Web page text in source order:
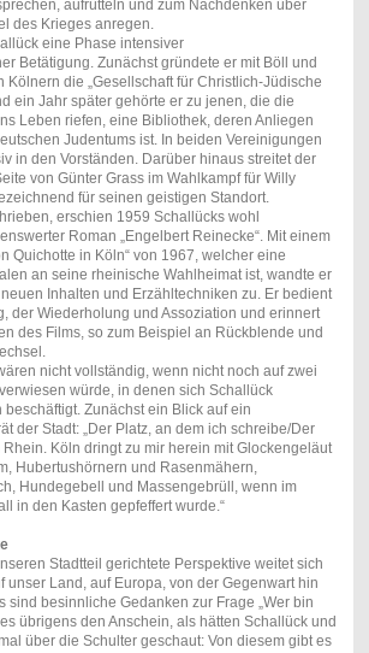
aufrütteln und zum Nachdenken über
des Krieges anregen.
eine Phase intensiver
Betätigung. Zunächst gründete er mit Böll und
Kölnern die „Gesellschaft für Christlich-Jüdische
ein Jahr später gehörte er zu jenen, die die
Leben riefen, eine Bibliothek, deren Anliegen
Judentums ist. In beiden Vereinigungen
in den Vorständen. Darüber hinaus streitet der
von Günter Grass im Wahlkampf für Willy
für seinen geistigen Standort.
erschien 1959 Schallücks wohl
Roman „Engelbert Reinecke“. Mit einem
Quichotte in Köln“ von 1967, welcher eine
an seine rheinische Wahlheimat ist, wandte er
Inhalten und Erzähltechniken zu. Er bedient
der Wiederholung und Assoziation und erinnert
des Films, so zum Beispiel an Rückblende und
nicht vollständig, wenn nicht noch auf zwei
verwiesen würde, in denen sich Schallück
Zunächst ein Blick auf ein
der Stadt: „Der Platz, an dem ich schreibe/Der
Köln dringt zu mir herein mit Glockengeläut
Hubertushörnern und Rasenmähern,
Hundegebell und Massengebrüll, wenn im
in den Kasten gepfeffert wurde.“
Stadtteil gerichtete Perspektive weitet sich
unser Land, auf Europa, von der Gegenwart hin
sind besinnliche Gedanken zur Frage „Wer bin
übrigens den Anschein, als hätten Schallück und
über die Schulter geschaut: Von diesem gibt es